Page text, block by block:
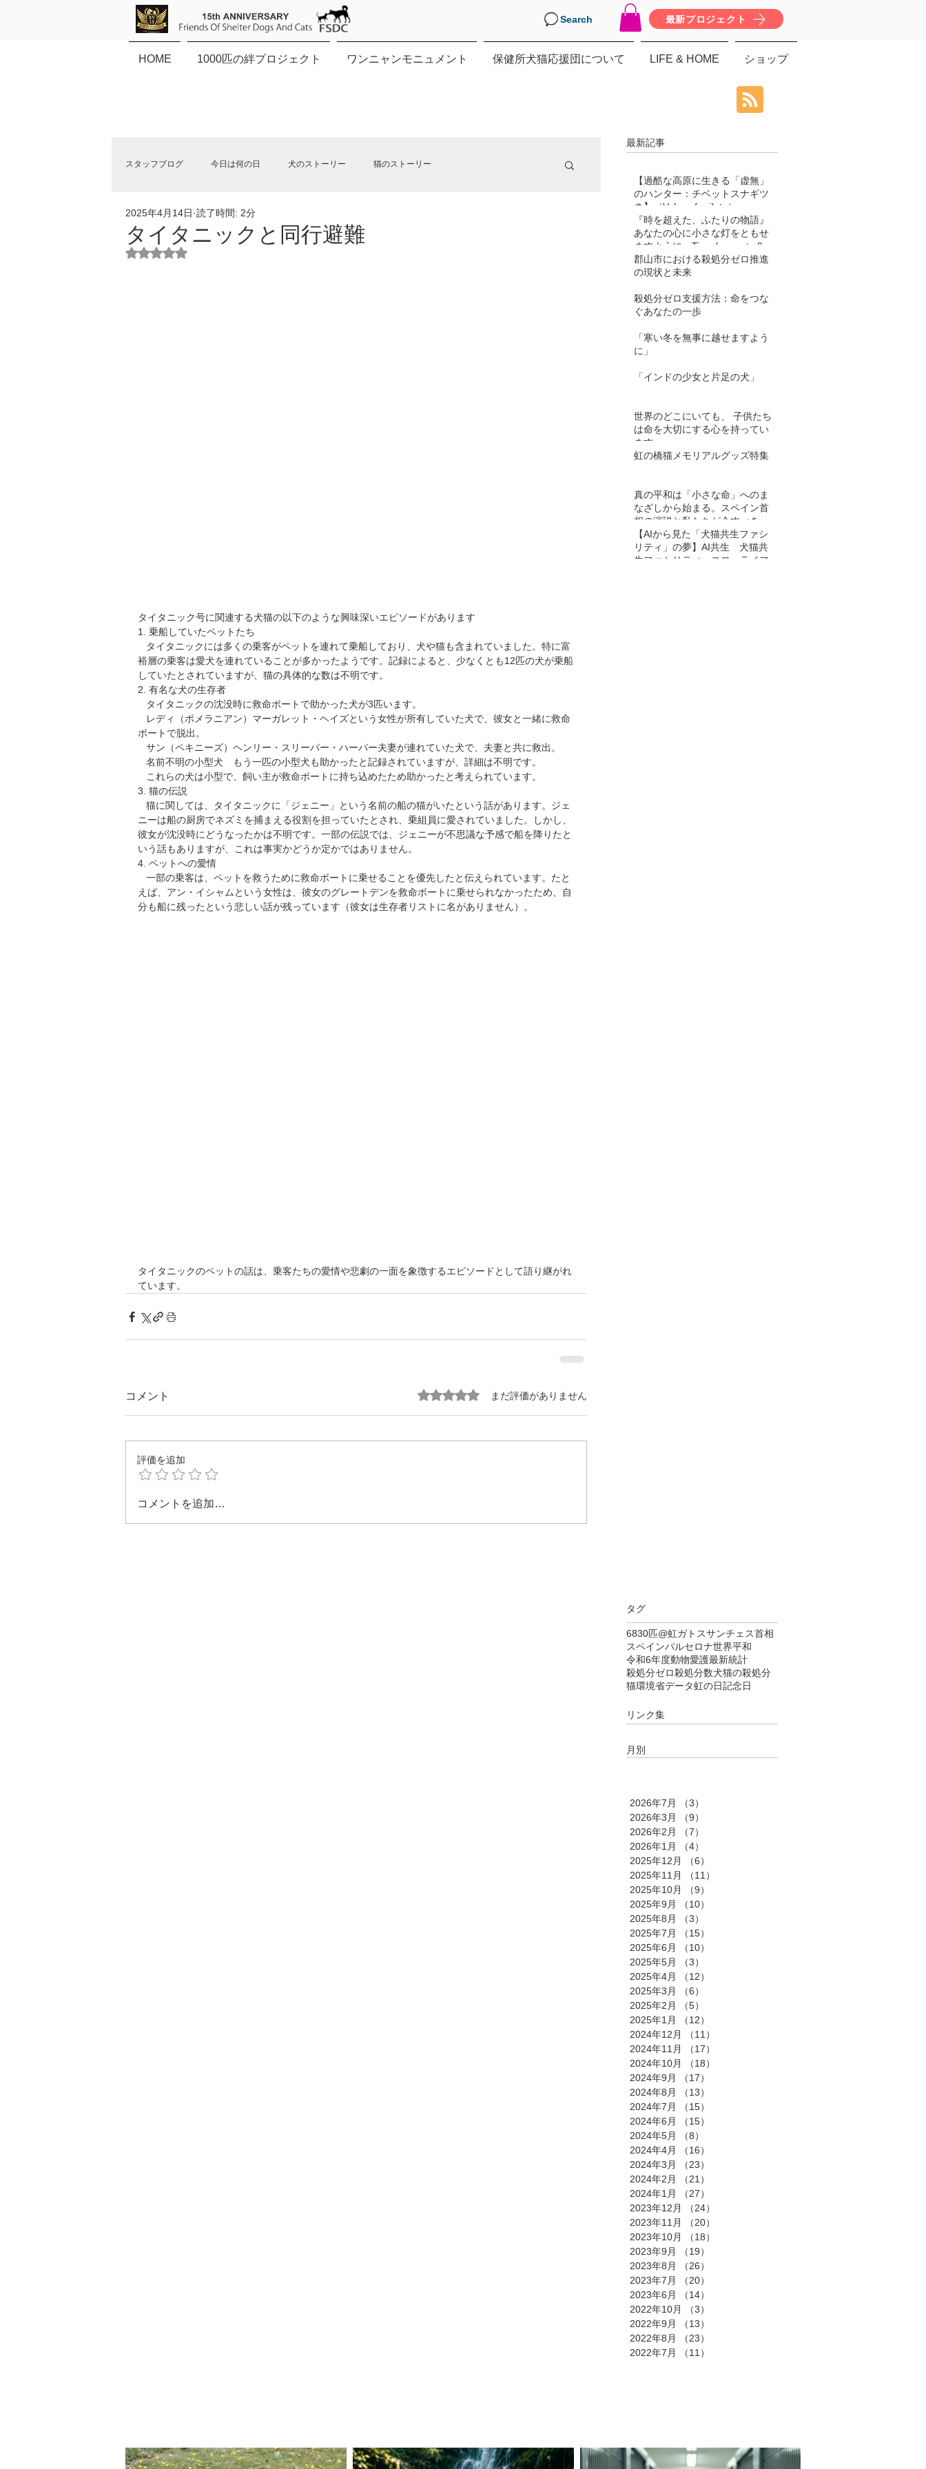
Search 最新プロジェクト
HOME 1000匹の絆プロジェクト ワンニャンモニュメント 保健所犬猫応援団について LIFE & HOME ショップ
スタッフブログ 今日は何の日 犬のストーリー 猫のストーリー
保健所犬猫応援団NEWS
タイタニックと同行避難
2025年4月14日 読了時間: 2分
5つ星のうちNaNと評価されています。
タイタニック号に関連する犬猫の以下のような興味深いエピソードがあります
1. 乗船していたペットたち
タイタニックには多くの乗客がペットを連れて乗船しており、犬や猫も含まれていました。特に富
裕層の乗客は愛犬を連れていることが多かったようです。記録によると、少なくとも12匹の犬が乗船
していたとされていますが、猫の具体的な数は不明です。
2. 有名な犬の生存者
タイタニックの沈没時に救命ボートで助かった犬が3匹います。
レディ（ポメラニアン）マーガレット・ヘイズという女性が所有していた犬で、彼女と一緒に救命
ボートで脱出。
サン（ペキニーズ）ヘンリー・スリーパー・ハーパー夫妻が連れていた犬で、夫妻と共に救出。
名前不明の小型犬　もう一匹の小型犬も助かったと記録されていますが、詳細は不明です。
これらの犬は小型で、飼い主が救命ボートに持ち込めたため助かったと考えられています。
3. 猫の伝説
猫に関しては、タイタニックに「ジェニー」という名前の船の猫がいたという話があります。ジェ
ニーは船の厨房でネズミを捕まえる役割を担っていたとされ、乗組員に愛されていました。しかし、
彼女が沈没時にどうなったかは不明です。一部の伝説では、ジェニーが不思議な予感で船を降りたと
いう話もありますが、これは事実かどうか定かではありません。
4. ペットへの愛情
一部の乗客は、ペットを救うために救命ボートに乗せることを優先したと伝えられています。たと
えば、アン・イシャムという女性は、彼女のグレートデンを救命ボートに乗せられなかったため、自
分も船に残ったという悲しい話が残っています（彼女は生存者リストに名がありません）。
タイタニックのペットの話は、乗客たちの愛情や悲劇の一面を象徴するエピソードとして語り継がれ
ています。
コメント 5つ星のうち0と評価されています。
まだ評価がありません
評価を追加
コメントを追加…
最新記事
【過酷な高原に生きる「虚無」
のハンター：チベットスナギツ
ネ】（Vulpes ferrilata）
『時を超えた、ふたりの物語』
あなたの心に小さな灯をともせ
ますように。Time began to flow
again
郡山市における殺処分ゼロ推進
の現状と未来
殺処分ゼロ支援方法：命をつな
ぐあなたの一歩
「寒い冬を無事に越せますよう
に」
「インドの少女と片足の犬」
世界のどこにいても、 子供たち
は命を大切にする心を持ってい
ます。
虹の橋猫メモリアルグッズ特集
真の平和は「小さな命」へのま
なざしから始まる。スペイン首
相の演説と私たちが今すべきこ
と【AIから見た「犬猫共生ファシ
リティ」の夢】AI共生 犬猫共
生ファシリティ スローライフ
タグ
6830匹@虹ガトスサンチェス首相
スペインバルセロナ世界平和
令和6年度動物愛護最新統計
殺処分ゼロ殺処分数犬猫の殺処分
猫環境省データ虹の日記念日
リンク集
月別
2026年7月 （3）
2026年3月
（9）
2026年2月
（7）
2026年1月
（4）
2025年12月
（6）
2025年11月
（11）
2025年10月
（9）
2025年9月
（10）
2025年8月
（3）
2025年7月
（15）
2025年6月
（10）
2025年5月
（3）
2025年4月
（12）
2025年3月
（6）
2025年2月
（5）
2025年1月
（12）
2024年12月
（11）
2024年11月
（17）
2024年10月
（18）
2024年9月
（17）
2024年8月
（13）
2024年7月
（15）
2024年6月
（15）
2024年5月
（8）
2024年4月
（16）
2024年3月
（23）
2024年2月
（21）
2024年1月
（27）
2023年12月
（24）
2023年11月
（20）
2023年10月
（18）
2023年9月
（19）
2023年8月
（26）
2023年7月
（20）
2023年6月
（14）
2022年10月
（3）
2022年9月
（13）
2022年8月
（23）
2022年7月
（11）